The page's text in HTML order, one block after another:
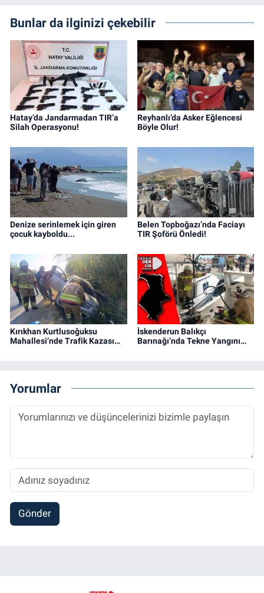
Bunlar da ilginizi çekebilir
Hatay’da Jandarmadan TIR’a
Silah Operasyonu!
Reyhanlı’da Asker Eğlencesi
Böyle Olur!
Denize serinlemek için giren
çocuk kayboldu...
Belen Topboğazı’nda Faciayı
TIR Şoförü Önledi!
Kırıkhan Kurtlusoğuksu
Mahallesi’nde Trafik Kazası…
İskenderun Balıkçı
Barınağı’nda Tekne Yangını…
Yorumlar
Gönder